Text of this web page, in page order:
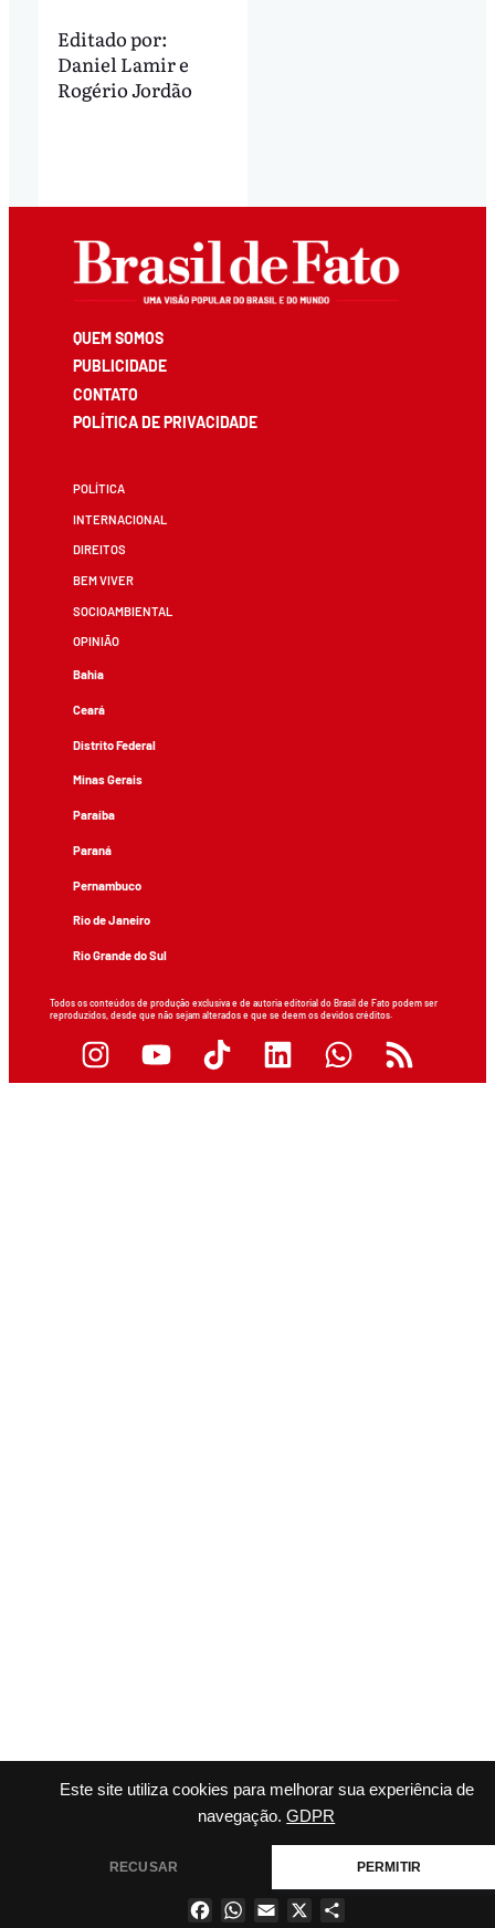
Este site utiliza cookies para melhorar sua experiência de
navegação. GDPR
RECUSAR PERMITIR
Editado por:
Daniel Lamire
Rogério Jordão
QUEM SOMOS
PUBLICIDADE
CONTATO
POLÍTICA DE PRIVACIDADE
POLÍTICA
INTERNACIONAL
DIREITOS
BEM VIVER
SOCIOAMBIENTAL
OPINIÃO
Bahia
Ceará
Distrito Federal
Minas Gerais
Paraíba
Paraná
Pernambuco
Rio de Janeiro
Rio Grande do Sul
Todos os conteúdos de produção exclusiva e de autoria editorial do Brasil de Fato podem ser
reproduzidos, desde que não sejam alterados e que se deem os devidos créditos.
FacebookWhatsApp
Email